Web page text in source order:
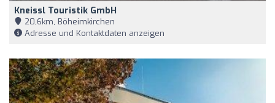
Kneissl Touristik GmbH
20,6km, Böheimkirchen
Adresse und Kontaktdaten anzeigen